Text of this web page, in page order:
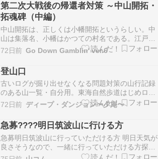
第二次大戦後の帰還者対策 ～中山開拓・
拓魂碑（中編）
中山開拓は、正しくは小幡開拓というらしい。中
山は集落名、小幡はかつての村名である。江戸時
代には筑波山への宿場町だった。第二次大戦後、
満州等からの引揚者の受け入れ先として国有林を
提供した土地である。 満州・朝鮮半島をはじめ、
敗戦により家も土地も仕事も奪われ、着の身着の
ままで帰国した…
72日前 Go Down Gamblin' ver.6
登山口
古いログが掘り出せなくなる問題対策の山行記録
のある山一覧・自分用。東海自然歩道はじめロン
グトレイルの経路で登った一部の山を除く。
（2026年5月27日現在）◆北アルプス--------------
--------------------------笠ヶ岳双六岳～西鎌尾根～槍
ヶ岳…
72日前 ディープ・ダンジョン〜夕庵〜
急募????明日筑波山に行ける方
急募明日筑波山に行っていただける方 明日天気が
良さそうなので、一緒に行っていただける方探し
ています！ 興味ある方DMください 投稿 急